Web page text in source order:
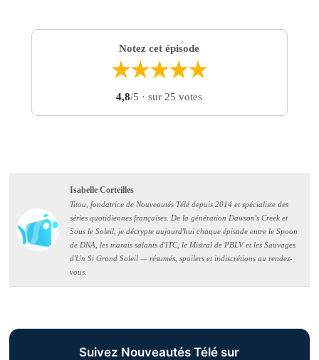
Notez cet épisode
★★★★★
4,8/5 · sur 25 votes
Isabelle Corteilles
Titou, fondatrice de Nouveautés Télé depuis 2014 et spécialiste des
séries quotidiennes françaises. De la génération Dawson's Creek et
Sous le Soleil, je décrypte aujourd'hui chaque épisode entre le Spoon
de DNA, les marais salants d'ITC, le Mistral de PBLV et les Sauvages
d'Un Si Grand Soleil — résumés, spoilers et indiscrétions au rendez-
vous.
Suivez Nouveautés Télé sur